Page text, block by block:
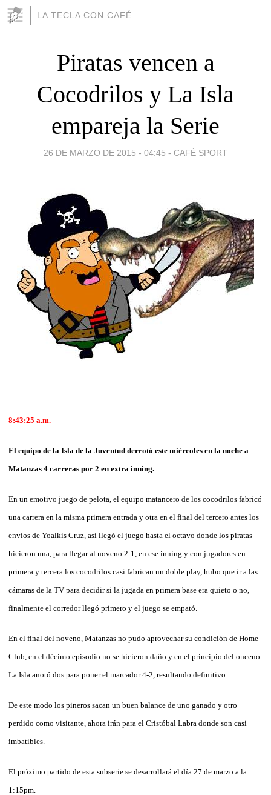
LA TECLA CON CAFÉ
Piratas vencen a
Cocodrilos y La Isla
empareja la Serie
26 DE MARZO DE 2015 - 04:45 - CAFÉ SPORT
8:43:25 a.m.
El equipo de la Isla de la Juventud derrotó este miércoles en la noche a
Matanzas 4 carreras por 2 en extra inning.
En un emotivo juego de pelota, el equipo matancero de los cocodrilos fabricó
una carrera en la misma primera entrada y otra en el final del tercero antes los
envíos de Yoalkis Cruz, así llegó el juego hasta el octavo donde los piratas
hicieron una, para llegar al noveno 2-1, en ese inning y con jugadores en
primera y tercera los cocodrilos casi fabrican un doble play, hubo que ir a las
cámaras de la TV para decidir si la jugada en primera base era quieto o no,
finalmente el corredor llegó primero y el juego se empató.
En el final del noveno, Matanzas no pudo aprovechar su condición de Home
Club, en el décimo episodio no se hicieron daño y en el principio del onceno
La Isla anotó dos para poner el marcador 4-2, resultando definitivo.
De este modo los pineros sacan un buen balance de uno ganado y otro
perdido como visitante, ahora irán para el Cristóbal Labra donde son casi
imbatibles.
El próximo partido de esta subserie se desarrollará el día 27 de marzo a la
1:15pm.